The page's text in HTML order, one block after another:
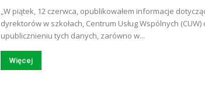
„W piątek, 12 czerwca, opublikowałem informacje
dyrektorów w szkołach, Centrum Usług Wspólnych
upublicznieniu tych danych, zarówno w...
Więcej